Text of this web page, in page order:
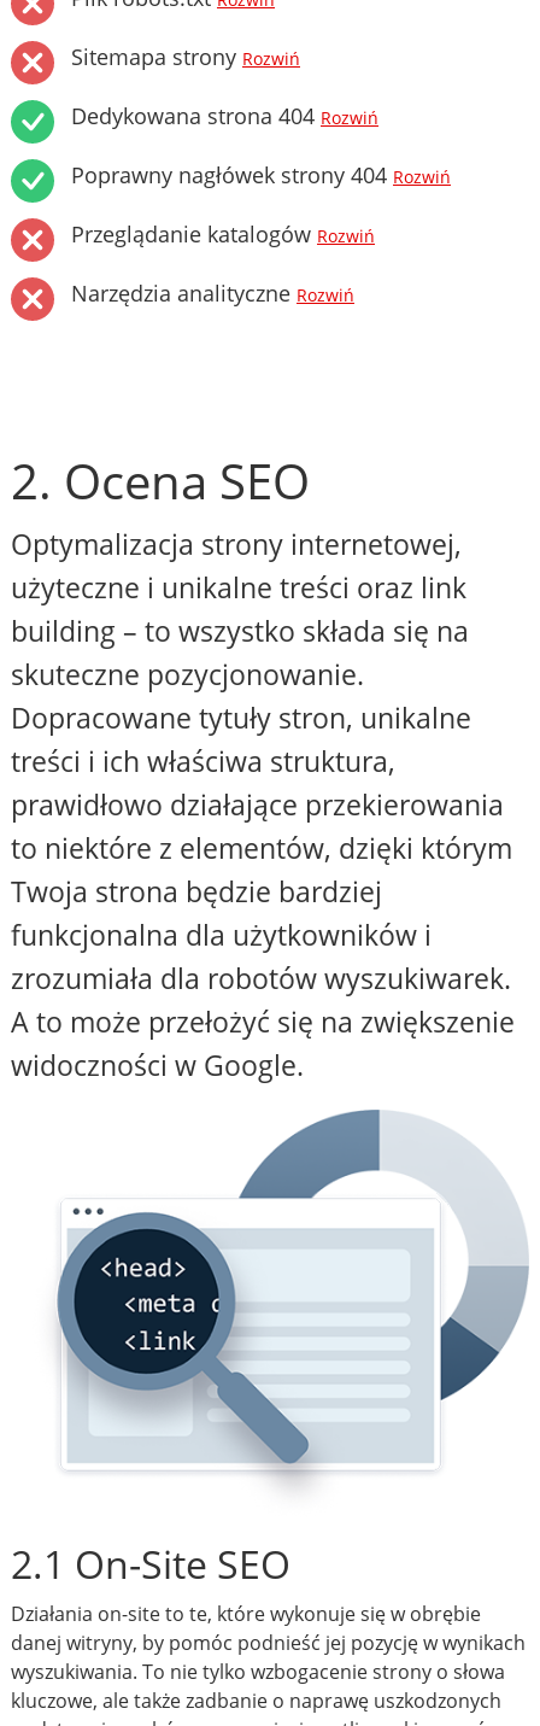
Sitemapa strony Rozwiń
Dedykowana strona 404 Rozwiń
Poprawny nagłówek strony 404 Rozwiń
Przeglądanie katalogów Rozwiń
Narzędzia analityczne Rozwiń
2. Ocena SEO
Optymalizacja strony internetowej,
użyteczne i unikalne treści oraz link
building – to wszystko składa się na
skuteczne pozycjonowanie.
Dopracowane tytuły stron, unikalne
treści i ich właściwa struktura,
prawidłowo działające przekierowania
to niektóre z elementów, dzięki którym
Twoja strona będzie bardziej
funkcjonalna dla użytkowników i
zrozumiała dla robotów wyszukiwarek.
A to może przełożyć się na zwiększenie
widoczności w Google.
2.1 On-Site SEO
Działania on-site to te, które wykonuje się w obrębie
danej witryny, by pomóc podnieść jej pozycję w wynikach
wyszukiwania. To nie tylko wzbogacenie strony o słowa
kluczowe, ale także zadbanie o naprawę uszkodzonych